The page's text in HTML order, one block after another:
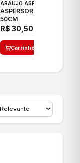
ARAUJO ASPERSOR
ASPERSOR HASTE AR
50CM
R$ 30,50
Carrinho